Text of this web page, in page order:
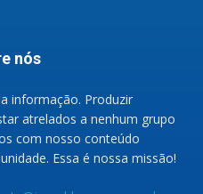
nós
informação. Produzir
atrelados a nenhum grupo
com nosso conteúdo
Essa é nossa missão!